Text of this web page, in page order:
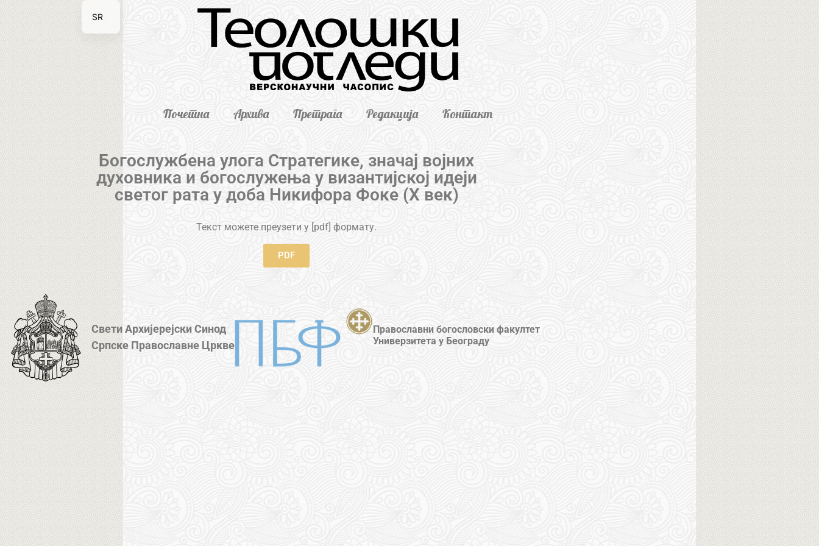
Почетна Архива Претрага Редакција Контакт
Богослужбена улога Стратегике, значај војних
духовника и богослужења у византијској идеји
светог рата у доба Никифора Фоке (X век)
Текст можете преузети у [pdf] формату.
PDF
Свети Архијерејски Синод
Српске Православне Цркве
Православни богословски факултет
Универзитета у Београду
SR
EN